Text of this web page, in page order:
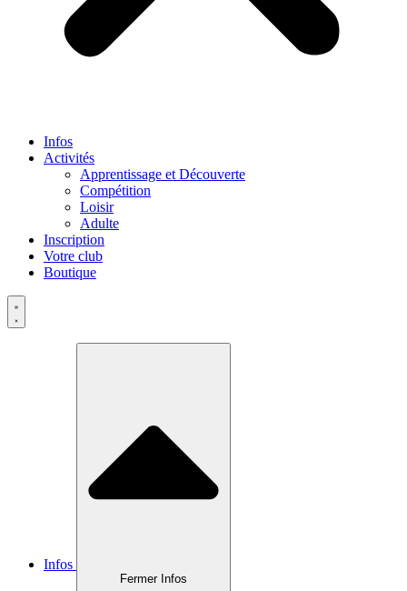
Infos
Activités
Apprentissage et Découverte
Compétition
Loisir
Adulte
Inscription
Votre club
Boutique
Infos
Fermer Infos